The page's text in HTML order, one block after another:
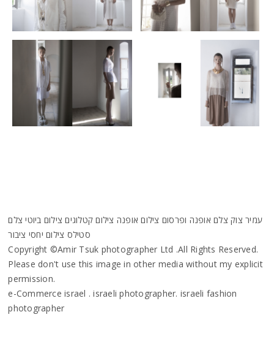
עמיר צוק צלם אופנה ופרסום צילום אופנה צילום קטלוגים צילום ביוטי צלם
סטילס צילום יחסי ציבור
Copyright ©Amir Tsuk photographer Ltd .All Rights Reserved.
Please don't use this image in other media without my explicit
permission.
e-Commerce israel . israeli photographer. israeli fashion
photographer